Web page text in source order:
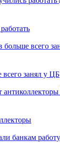
всего занял у ЦБ